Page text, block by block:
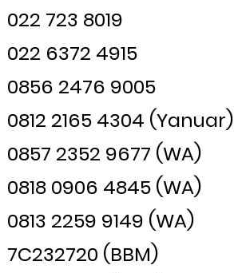
022 723 8019
022 6372 4915
0856 2476 9005
0812 2165 4304 (Yanuar)
0857 2352 9677 (WA)
0818 0906 4845 (WA)
0813 2259 9149 (WA)
7C232720 (BBM)